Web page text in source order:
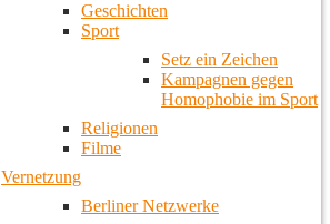
Geschichten
Sport
Setz ein Zeichen
Kampagnen gegen
Homophobie im Sport
Religionen
Filme
Vernetzung
Berliner Netzwerke